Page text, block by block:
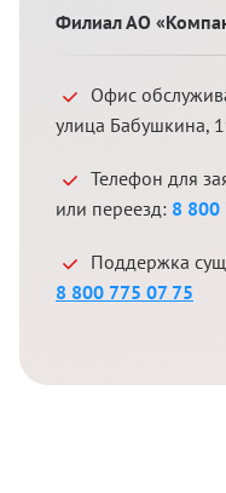
Филиал АО
Офис
улица Бабушкина,
Телефон для
или переезд: 8 800
Поддержка
8 800 775 07 75